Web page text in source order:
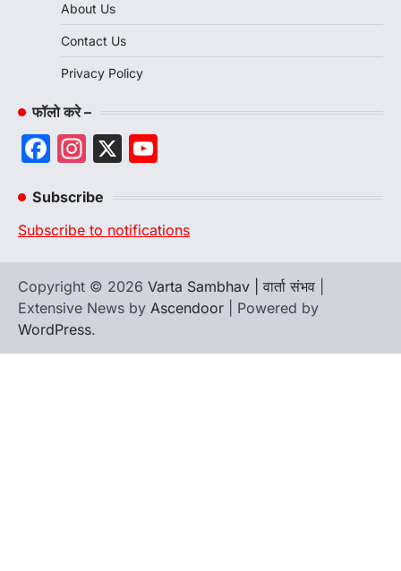
About Us
Contact Us
Privacy Policy
फॉलो करे –
Facebook
Instagram
X
Subscribe
Subscribe to notifications
Copyright © 2026 Varta Sambhav | वार्ता संभव
Extensive News by Ascendoor | Powered by
WordPress.